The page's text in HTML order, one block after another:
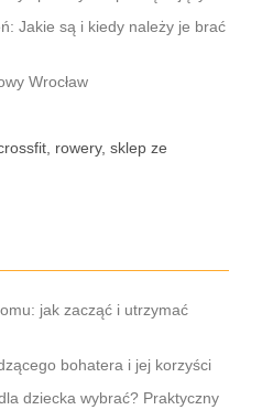
Jakie są i kiedy należy je brać
Wrocław
rowery, sklep ze
jak zacząć i utrzymać
bohatera i jej korzyści
dziecka wybrać? Praktyczny